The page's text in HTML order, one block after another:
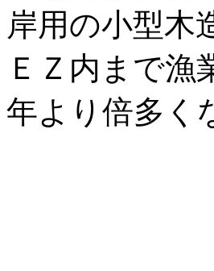
岸用の小型木
ＥＺ内まで漁
年より倍多く